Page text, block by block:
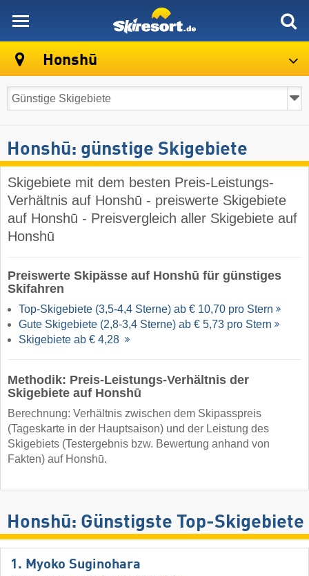
Honshū
Honshū: günstige Skigebiete
Skigebiete mit dem besten Preis-Leistungs-
Verhältnis auf Honshū - preiswerte Skigebiete
auf Honshū - Preisvergleich aller Skigebiete auf
Honshū
Preiswerte Skipässe auf Honshū für günstiges
Skifahren
Top-Skigebiete (3,5-4,4 Sterne) ab € 10,70 pro Stern
Gute Skigebiete (2,8-3,4 Sterne) ab € 5,73 pro Stern
Skigebiete ab € 4,28
Methodik: Preis-Leistungs-Verhältnis der
Skigebiete auf Honshū
Berechnung: Verhältnis zwischen dem Skipasspreis
(Tageskarte in der Hauptsaison) und der Leistung des
Skigebiets (Testergebnis bzw. Bewertung anhand von
Fakten) auf Honshū.
Honshū: Günstigste Top-Skigebiete
1. Myoko Suginohara